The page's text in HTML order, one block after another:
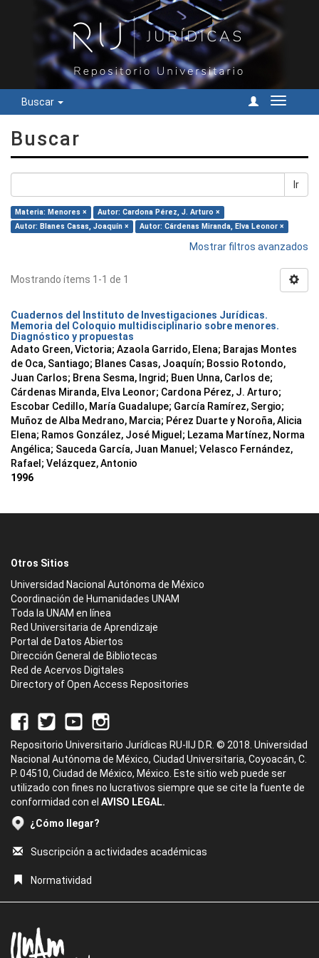
Buscar
Cambiar
Buscar
Ir
Materia: Menores ×
Autor: Cardona Pérez, J. Arturo ×
Autor: Blanes Casas, Joaquín ×
Autor: Cárdenas Miranda, Elva Leonor ×
Mostrar filtros avanzados
Mostrando ítems 1-1 de 1
Cuadernos del Instituto de Investigaciones Jurídicas.
Memoria del Coloquio multidisciplinario sobre menores.
Diagnóstico y propuestas
Adato Green, Victoria; Azaola Garrido, Elena; Barajas Montes
de Oca, Santiago; Blanes Casas, Joaquín; Bossio Rotondo,
Juan Carlos; Brena Sesma, Ingrid; Buen Unna, Carlos de;
Cárdenas Miranda, Elva Leonor; Cardona Pérez, J. Arturo;
Escobar Cedillo, María Guadalupe; García Ramírez, Sergio;
Muñoz de Alba Medrano, Marcia; Pérez Duarte y Noroña, Alicia
Elena; Ramos González, José Miguel; Lezama Martínez, Norma
Angélica; Sauceda García, Juan Manuel; Velasco Fernández,
Rafael; Velázquez, Antonio
1996
Otros Sitios
Universidad Nacional Autónoma de México
Coordinación de Humanidades UNAM
Toda la UNAM en línea
Red Universitaria de Aprendizaje
Portal de Datos Abiertos
Dirección General de Bibliotecas
Red de Acervos Digitales
Directory of Open Access Repositories
Repositorio Universitario Jurídicas RU-IIJ D.R. © 2018. Universidad
Nacional Autónoma de México, Ciudad Universitaria, Coyoacán, C.
P. 04510, Ciudad de México, México. Este sitio web puede ser
utilizado con fines no lucrativos siempre que se cite la fuente de
conformidad con el AVISO LEGAL.
¿Cómo llegar?
Suscripción a actividades académicas
Normatividad